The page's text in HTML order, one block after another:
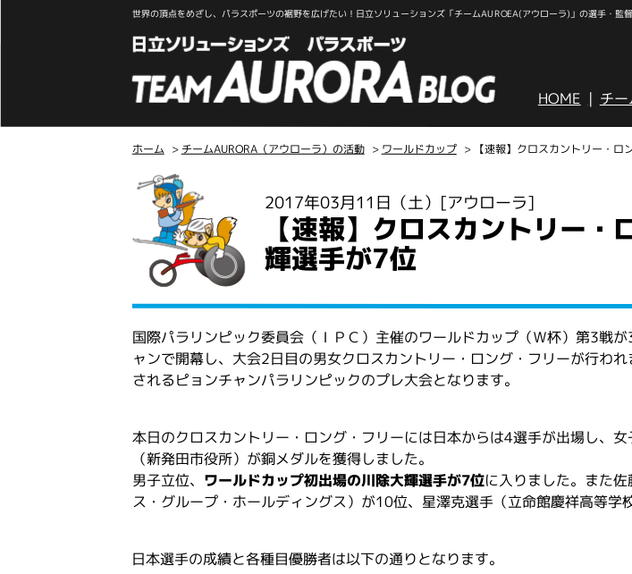
世界の頂点をめざし、パラスポーツの裾野を広げたい！日立ソリューションズ「チームAUROEA(アウローラ)」の選手・監
HOME チ
ホーム > チームAURORA（アウローラ）の活動 > ワールドカップ > 【速報】クロスカントリー・ロ
2017年03月11日（土） [アウローラ]
【速報】クロスカントリー・
輝選手が7位
国際パラリンピック委員会（ＩＰＣ）主催のワールドカップ（Ｗ杯）第3戦
ャンで開幕し、大会2日目の男女クロスカントリー・ロング・フリーが行わ
されるピョンチャンパラリンピックのプレ大会となります。
本日のクロスカントリー・ロング・フリーには日本からは4選手が出場し、
（新発田市役所）が銅メダルを獲得しました。
男子立位、 ワールドカップ初出場の川除大輝選手が7位に入りました。また
ス・グループ・ホールディングス）が10位、星澤克選手（立命館慶祥高等学
日本選手の成績と各種目優勝者は以下の通りとなります。